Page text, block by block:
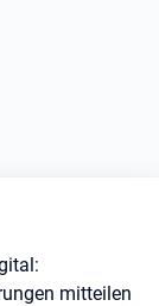
mitteilen